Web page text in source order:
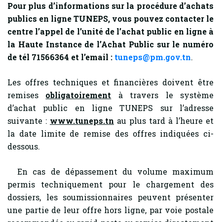
Pour plus d’informations sur la procédure d’achats
publics en ligne TUNEPS, vous pouvez contacter le
centre l’appel de l’unité de l’achat public en ligne à
la Haute Instance de l’Achat Public sur le numéro
de tél 71566364 et l’email : tuneps@pm.gov.tn.
Les offres techniques et financières doivent être
remises obligatoirement à travers le système
d’achat public en ligne TUNEPS sur l’adresse
suivante : www.tuneps.tn au plus tard à l’heure et
la date limite de remise des offres indiquées ci-
dessous.
En cas de dépassement du volume maximum
permis techniquement pour le chargement des
dossiers, les soumissionnaires peuvent présenter
une partie de leur offre hors ligne, par voie postale